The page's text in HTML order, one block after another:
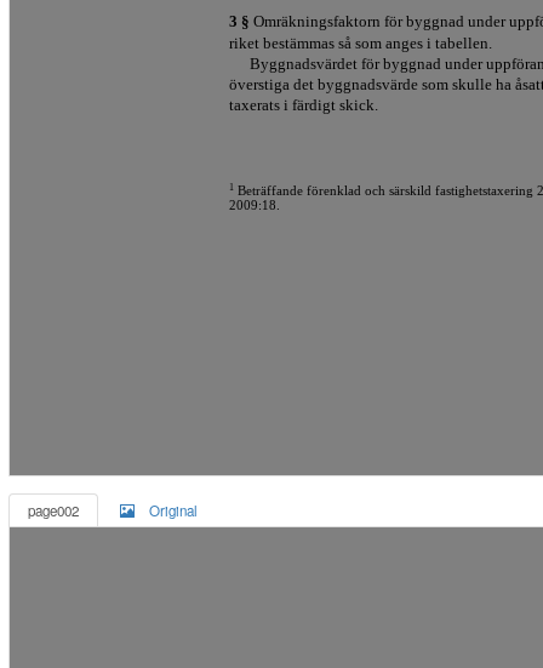
3 § Omräkningsfaktorn för byggnad under
riket bestämmas så som anges i tabellen.
Byggnadsvärdet för byggnad under
överstiga det byggnadsvärde som skulle ha
taxerats i färdigt skick.
1 Beträffande förenklad och särskild fastighetstaxering
2009:18.
page002 Original